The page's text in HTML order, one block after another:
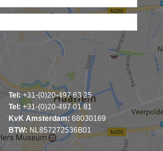
Tel: +31-(0)20-497 63 25
Tel:+31-(0)20-497 01 81
KvK Amsterdam: 68030169
BTW: NL857272536B01